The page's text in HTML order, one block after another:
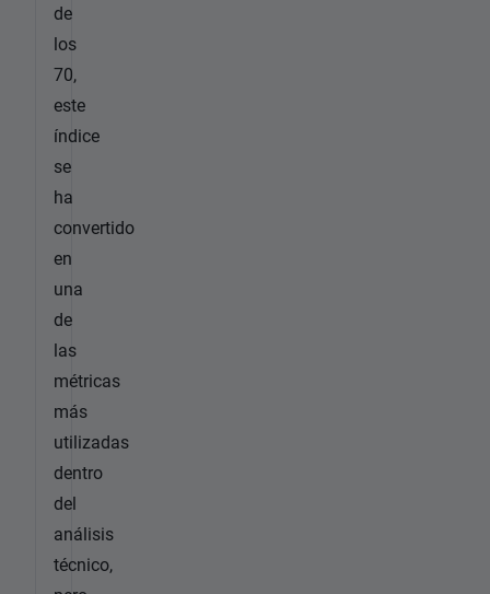
de
los
70,
este
índice
se
ha
convertido
en
una
de
las
métricas
más
utilizadas
dentro
del
análisis
técnico,